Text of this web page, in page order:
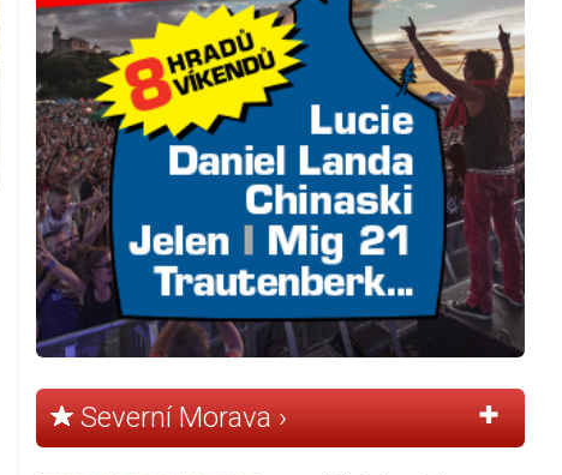
Severní Morava ›